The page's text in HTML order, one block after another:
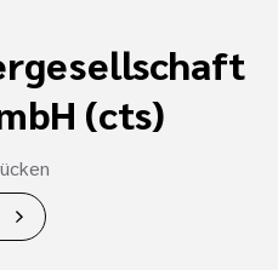
Versorgung
(cts)